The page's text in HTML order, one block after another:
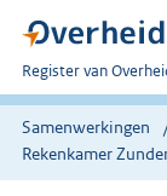
U
bent
nu
hier:
Register van
Samenwerkingen
Rekenkamer